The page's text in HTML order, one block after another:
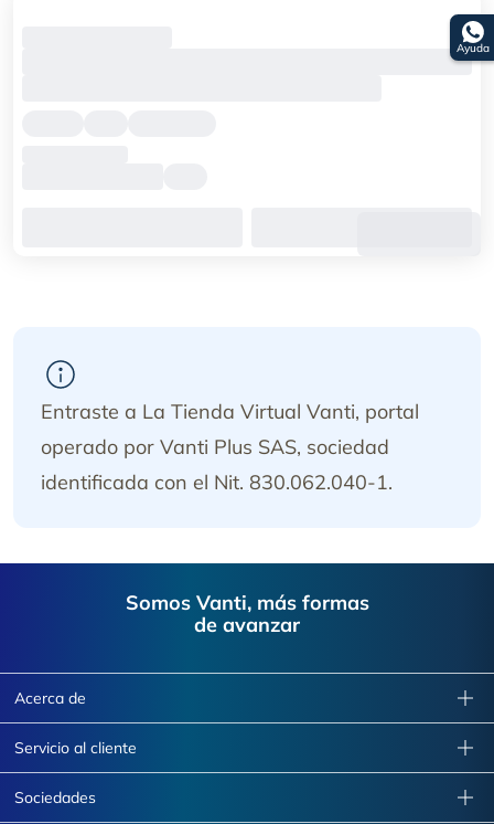
Ayuda
Entraste a La Tienda Virtual Vanti, portal
operado por Vanti Plus SAS, sociedad
identificada con el Nit. 830.062.040-1.
Somos Vanti, más formas
de avanzar
Acerca de
Servicio al cliente
Sociedades